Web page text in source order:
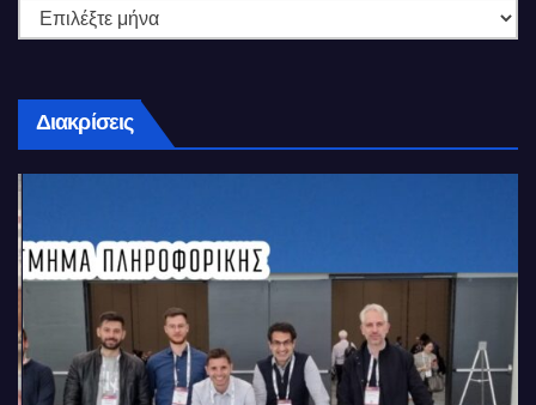
Διακρίσεις